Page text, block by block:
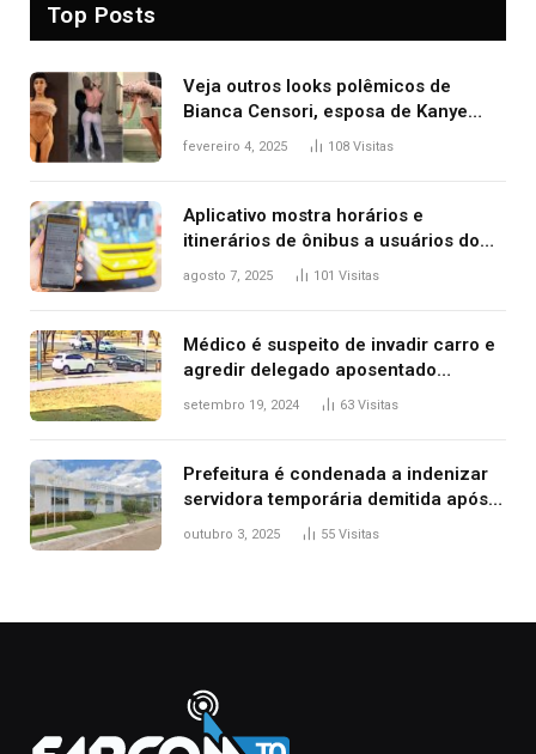
Top Posts
Veja outros looks polêmicos de
Bianca Censori, esposa de Kanye
West que apareceu nua no Grammy
fevereiro 4, 2025 108 Visitas
Aplicativo mostra horários e
itinerários de ônibus a usuários do
transporte público de Palmas; confira
agosto 7, 2025 101 Visitas
Médico é suspeito de invadir carro e
agredir delegado aposentado
durante confusão no trânsito
setembro 19, 2024 63 Visitas
Prefeitura é condenada a indenizar
servidora temporária demitida após
nascimento da filha
outubro 3, 2025 55 Visitas